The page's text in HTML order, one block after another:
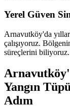
Yerel Güven
Arnavutköy'da
çalışıyoruz.
süreçlerini biliyoruz.
Yangın
Adım